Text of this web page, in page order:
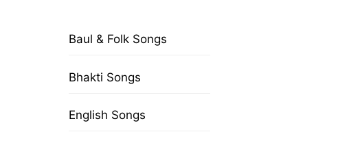
Baul & Folk Songs
Bhakti Songs
English Songs